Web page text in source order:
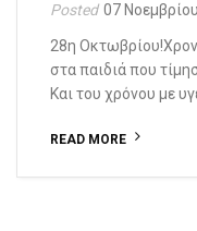
07
28η
στα παιδιά που
Και του χρόνου με
READ MORE